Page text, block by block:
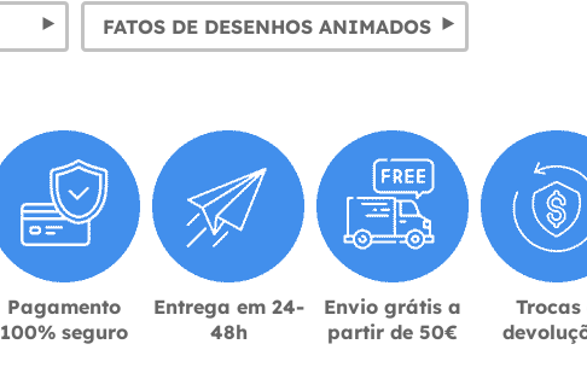
FATOS DE DESENHOS ANIMADOS
Pagamento
100% seguro
Entrega em 24-
48h
Envio grátis a
partir de 50€
Trocas